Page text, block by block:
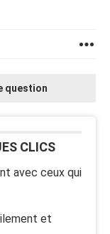
question
CLICS
avec ceux qui
et